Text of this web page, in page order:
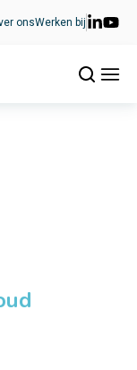
onsWerken bij